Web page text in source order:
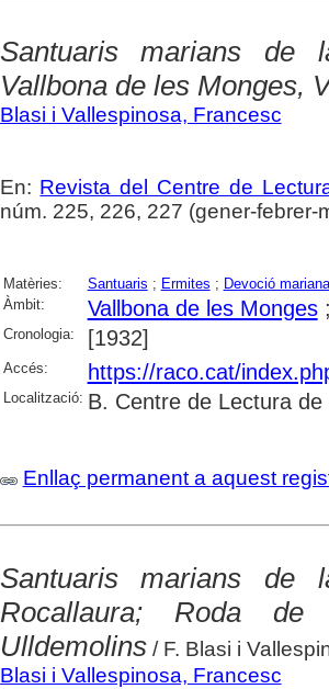
Santuaris marians de
Vallbona de les Monges,
Blasi i Vallespinosa, Francesc
En: Revista del Centre de
núm. 225, 226, 227 (gener-febrer-
Matèries: Santuaris ; Ermites ; Devoció mariana
Àmbit:
Vallbona de les Monges
Cronologia: [1932]
Accés: https://raco.cat/
Localització: B. Centre de Lectura de
Enllaç permanent a aquest
Santuaris marians de
Rocallaura; Roda
Ulldemolins/ F. Blasi i
Blasi i Vallespinosa, Francesc